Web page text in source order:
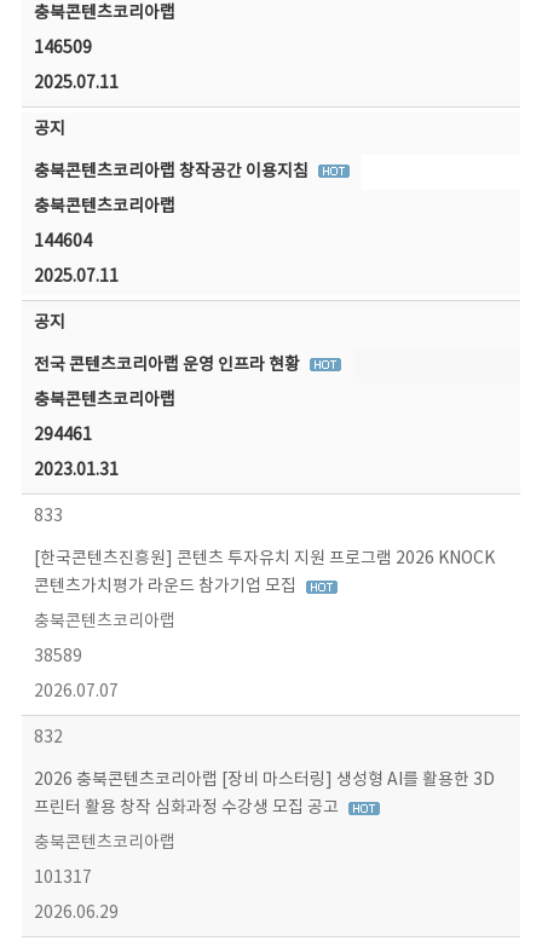
충북콘텐츠코리아랩
146509
2025.07.11
공지
충북콘텐츠코리아랩 창작공간 이용지침
충북콘텐츠코리아랩
144604
2025.07.11
공지
전국 콘텐츠코리아랩 운영 인프라 현황
충북콘텐츠코리아랩
294461
2023.01.31
833
[한국콘텐츠진흥원] 콘텐츠 투자유치 지원 프로그램 2026 KNOCK
콘텐츠가치평가 라운드 참가기업 모집
충북콘텐츠코리아랩
38589
2026.07.07
832
2026 충북콘텐츠코리아랩 [장비 마스터링] 생성형 AI를 활용한 3D
프린터 활용 창작 심화과정 수강생 모집 공고
충북콘텐츠코리아랩
101317
2026.06.29